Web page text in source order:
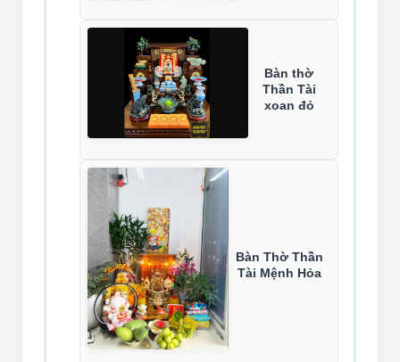
Bàn thờ
Thần Tài
xoan đỏ
Bàn Thờ Thần
Tài Mệnh Hỏa